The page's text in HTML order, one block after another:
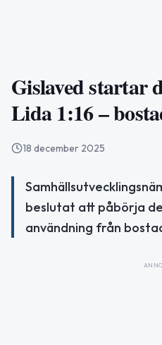
Gislaved startar
Lida 1:16 –
18 december 2025
beslutat att påbörja
användning från